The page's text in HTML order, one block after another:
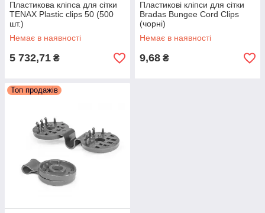
Пластикова кліпса для сітки
TENAX Plastic clips 50 (500
шт.)
Немає в наявності
5 732,71 ₴
Пластикові кліпси для сітки
Bradas Bungee Cord Clips
(чорні)
Немає в наявності
9,68 ₴
Топ продажів